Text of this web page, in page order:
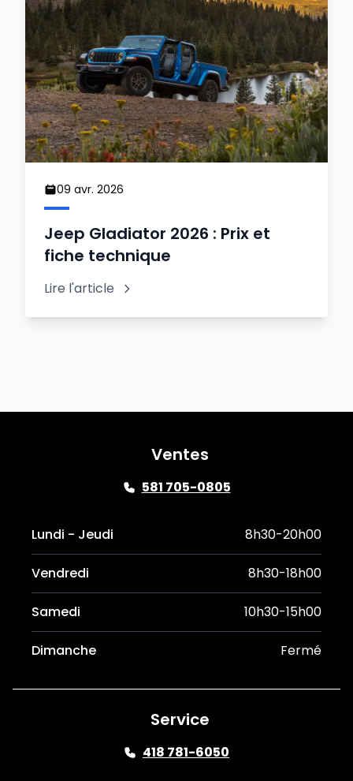
09 avr. 2026
Jeep Gladiator 2026 : Prix et
fiche technique
Lire l'article
Ventes
581 705-0805
Lundi - Jeudi 8h30-20h00
Vendredi 8h30-18h00
Samedi 10h30-15h00
Dimanche Fermé
Service
418 781-6050